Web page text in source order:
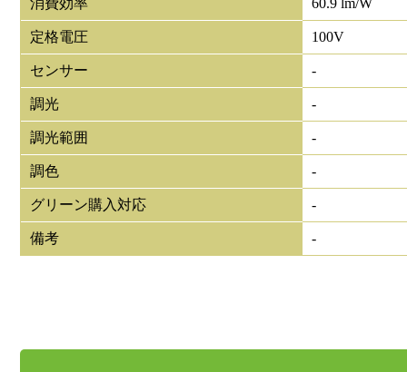
消費効率 60.9 lm/W
定格電圧 100V
センサー -
調光 -
調光範囲 -
調色 -
グリーン購入対応 -
備考 -